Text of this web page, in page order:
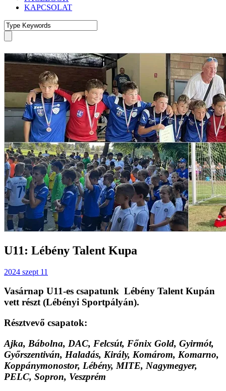
KAPCSOLAT
U11: Lébény Talent Kupa
2024 szept 11
Vasárnap U11-es csapatunk Lébény Talent Kupán
vett részt (Lébényi Sportpályán).
Résztvevő csapatok:
Ajka, Bábolna, DAC, Felcsút, Főnix Gold, Gyirmót,
Győrszentiván, Haladás, Király, Komárom, Komarno,
Koppánymonostor, Lébény, MITE, Nagymegyer,
PELC, Sopron, Veszprém